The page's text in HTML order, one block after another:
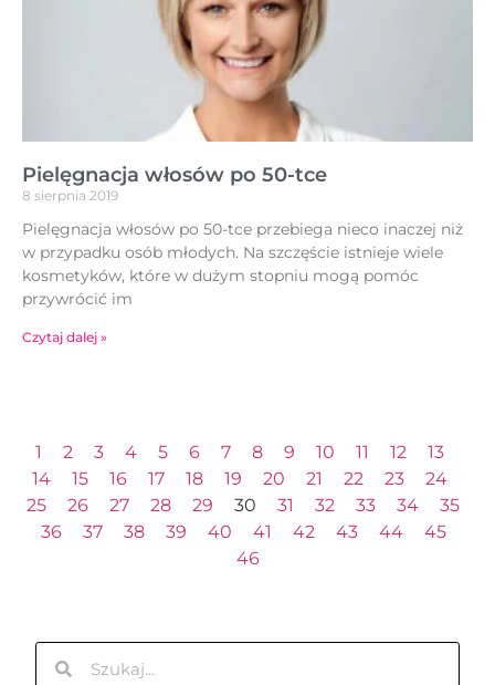
Pielęgnacja włosów po 50-tce
8 sierpnia 2019
Pielęgnacja włosów po 50-tce przebiega nieco inaczej niż
w przypadku osób młodych. Na szczęście istnieje wiele
kosmetyków, które w dużym stopniu mogą pomóc
przywrócić im
Czytaj dalej »
1 2 3 4 5 6 7 8 9 10 11 12
13
14
15 16 17 18 19 20 21 22 23
24
25
26 27 28 29 30 31 32 33 34
35
36
37 38 39 40 41 42 43 44
45
46